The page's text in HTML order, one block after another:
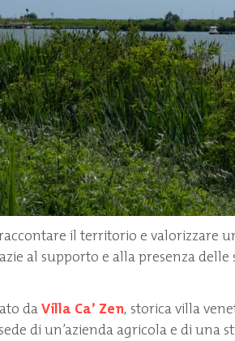
il territorio e valorizzare
al supporto e alla presenza
daVilla Ca’ Zen, storica villa
di un’azienda agricola e di una